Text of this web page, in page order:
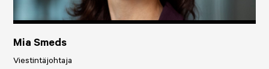
Mia Smeds
Viestintäjohtaja